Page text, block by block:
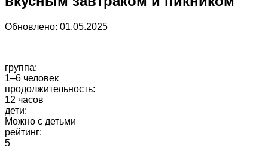
Обновлено: 01.05.2025
группа:
1–6 человек
продолжительность:
12 часов
дети:
Можно с детьми
рейтинг:
5